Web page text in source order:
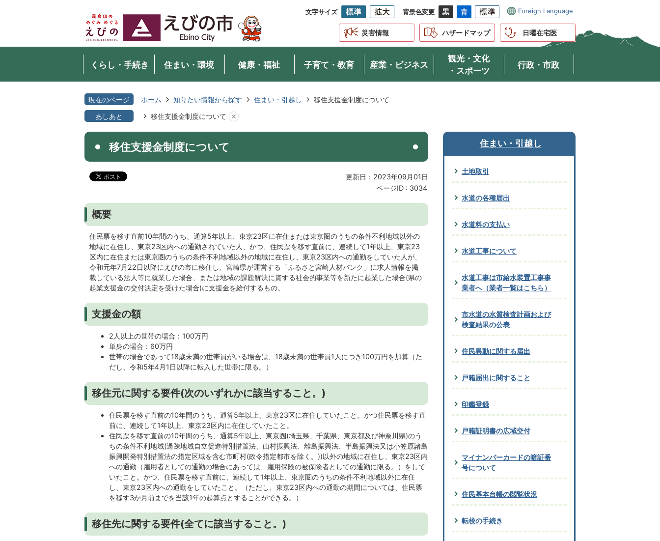
文字サイズ 背景色変更 Foreign Language
災害情報 ハザードマップ 日曜在宅医
くらし・手続き 住まい・環境 健康・福祉 子育て・教育 産業・ビジネス
観光・文化
・スポーツ
行政・市政
現在のページ ホーム 知りたい情報から探す 住まい・引越し
移住支援金制度について
あしあと
移住支援金制度について
移住支援金制度について
更新日：2023年09月01日
ページID : 3034
概要
住民票を移す直前10年間のうち、通算5年以上、東京23区に在住または東京圏のうちの条件不利地域以外の
地域に在住し、東京23区内への通勤されていた人、かつ、住民票を移す直前に、連続して1年以上、東京23
区内に在住または東京圏のうちの条件不利地域以外の地域に在住し、東京23区内への通勤をしていた人が、
令和元年7月22日以降にえびの市に移住し、宮崎県が運営する「ふるさと宮崎人材バンク」に求人情報を掲
載している法人等に就業した場合、または地域の課題解決に資する社会的事業等を新たに起業した場合(県の
起業支援金の交付決定を受けた場合)に支援金を給付するもの。
支援金の額
2人以上の世帯の場合：100万円
単身の場合：60万円
世帯の場合であって18歳未満の世帯員がいる場合は、18歳未満の世帯員1人につき100万円を加算（た
だし、令和5年4月1日以降に転入した世帯に限る。）
移住元に関する要件(次のいずれかに該当すること。)
住民票を移す直前の10年間のうち、通算5年以上、東京23区に在住していたこと。かつ住民票を移す直
前に、連続して1年以上、東京23区内に在住していたこと。
住民票を移す直前の10年間のうち、通算5年以上、東京圏(埼玉県、千葉県、東京都及び神奈川県)のう
ちの条件不利地域(過疎地域自立促進特別措置法、山村振興法、離島振興法、半島振興法又は小笠原諸島
振興開発特別措置法の指定区域を含む市町村(政令指定都市を除く。))以外の地域に在住し、東京23区内
への通勤（雇用者としての通勤の場合にあっては、雇用保険の被保険者としての通勤に限る。）をして
いたこと。かつ、住民票を移す直前に、連続して1年以上、東京圏のうちの条件不利地域以外に在住
し、東京23区内への通勤をしていたこと。（ただし、東京23区内への通勤の期間については、住民票
を移す3か月前までを当該1年の起算点とすることができる。）
移住先に関する要件(全てに該当すること。)
住まい・引越し
土地取引
水道の各種届出
水道料の支払い
水道工事について
水道工事は市給水装置工事事
業者へ（業者一覧はこちら）
市水道の水質検査計画および
検査結果の公表
住民異動に関する届出
戸籍届出に関すること
印鑑登録
戸籍証明書の広域交付
マイナンバーカードの暗証番
号について
住民基本台帳の閲覧状況
転校の手続き